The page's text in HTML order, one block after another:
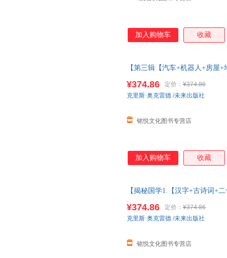
加入购物车 收藏
【第三辑【汽车+机器人+房屋
¥374.86 定价： ¥374.86
铭悦文化图书专营店
克里斯·奥克雷德 /未来出版社
加入购物车 收藏
【揭秘国学1.【汉字+古诗词+
节气+丝绸之路】
¥374.86 定价： ¥374.86
铭悦文化图书专营店
克里斯·奥克雷德 /未来出版社